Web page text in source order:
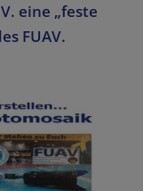
eine „feste
FUAV.